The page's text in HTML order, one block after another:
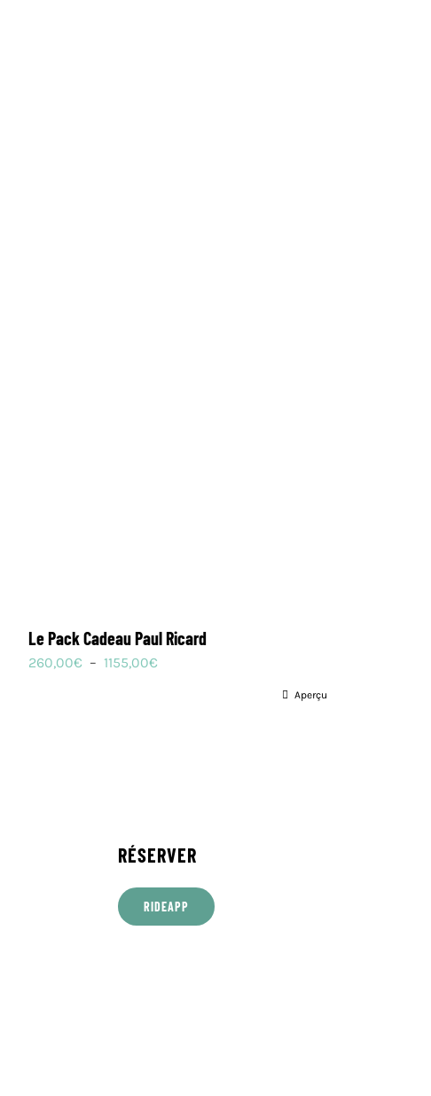
Le Pack Cadeau Paul Ricard
260,00€ – 1155,00€
Aperçu
RÉSERVER
RIDEAPP